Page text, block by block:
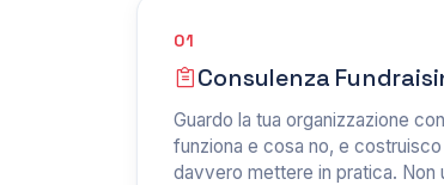
01
Consulenza
Guardo la tua organizzazione
funziona e cosa no, e
davvero mettere in pratica. Non